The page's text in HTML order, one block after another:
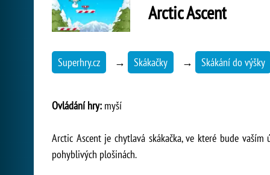
Arctic Ascent
Superhry.cz → Skákačky → Skákání do výšky
Ovládání hry: myší
Arctic Ascent je chytlavá skákačka, ve které bude
pohyblivých plošinách.